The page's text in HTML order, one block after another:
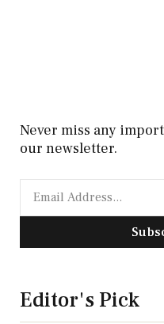
Never miss any
our newsletter.
Editor's Pick